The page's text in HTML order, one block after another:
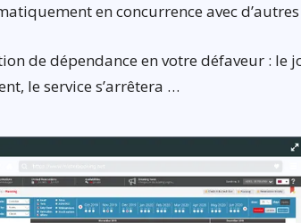
en concurrence avec
de dépendance en votre défaveur : le
le service s’arrêtera …